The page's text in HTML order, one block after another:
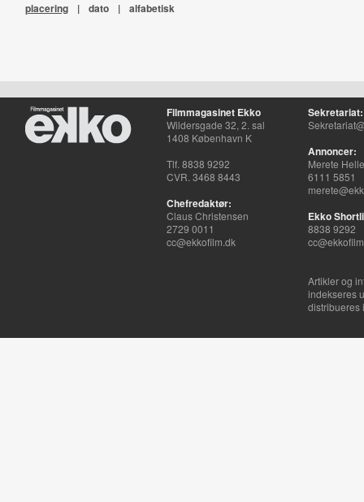
placering | dato | alfabetisk
Filmmagasinet Ekko
Wildersgade 32, 2. sal
1408 København K
Tlf. 8838 9292
CVR. 3468 8443
Chefredaktør:
Claus Christensen
2729 0011
cc@ekkofilm.dk
Sekretariat:
Annoncer:
Merete
6111 5851
Ekko
8838 9292
Artikler og
indekseres
distribueres